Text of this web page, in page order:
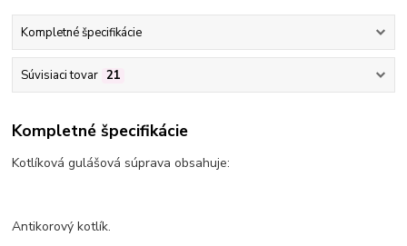
Kompletné špecifikácie
Súvisiaci tovar 21
Kompletné špecifikácie
Kotlíková gulášová súprava obsahuje:
Antikorový kotlík.